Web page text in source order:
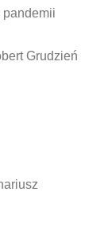
pandemii
Grudzień